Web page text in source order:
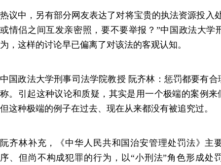
热议中，另有部分网友表达了对将宝贵的执法资源投入
或情侣之间互发亲密照，要不要举报？”中国政法大学
为，这样的讨论早已偏离了对该法的客观认知。
中国政法大学刑事司法学院教授 阮齐林：惩罚都要有
称。引起这种议论和质疑，其实是用一个极端的案例来
但这种极端的例子在过去、现在从来都没有被追究过。
阮齐林补充，《中华人民共和国治安管理处罚法》主
序、但尚不构成犯罪的行为，以“小刑法”角色形成处